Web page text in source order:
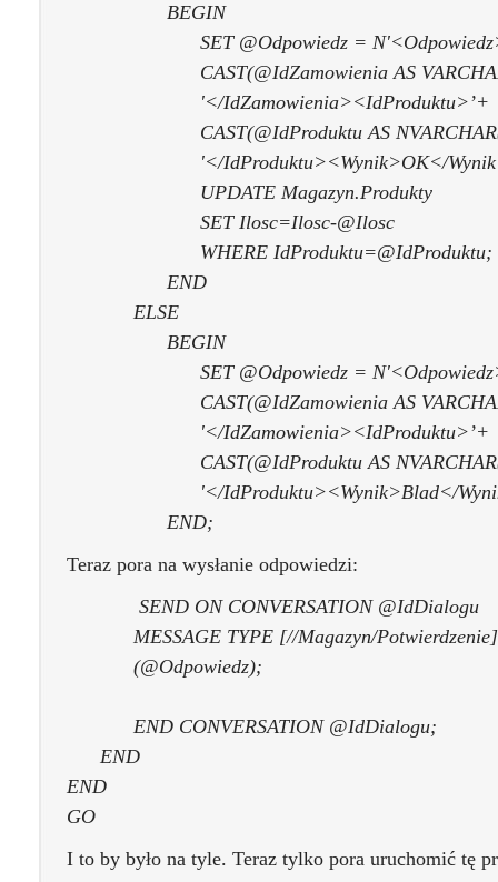
BEGIN
SET @Odpowiedz = N'<Odpowiedz>
CAST(@IdZamowienia AS
'</IdZamowienia><IdProduktu>’+
CAST(@IdProduktu AS
'</IdProduktu><Wynik>OK</Wynik></
UPDATE Magazyn.Produkty
SET Ilosc=Ilosc-@Ilosc
WHERE IdProduktu=@IdProduktu;
END
ELSE
BEGIN
SET @Odpowiedz =
CAST(@IdZamowienia AS
'</IdZamowienia><IdProduktu>’+
CAST(@IdProduktu AS
'</IdProduktu><Wynik>Blad</
END;
Teraz pora na wysłanie odpowiedzi:
SEND ON CONVERSATION @IdDialogu
MESSAGE TYPE [//Magazyn/Potwierdzenie]
(@Odpowiedz);
END CONVERSATION @IdDialogu;
END
END
GO
I to by było na tyle. Teraz tylko pora uruchomić tę